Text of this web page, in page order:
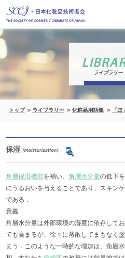
ライブラリー
トップ ライブラリー 化粧品用語集 「
保湿 [moisturization]
角層保湿機能を補い、 角層水分量の低下
にうるおいを与えることであり、スキン
である．
意義
角層水分量は外部環境の湿度に依存して
ても高まるが、徐々に蒸散してまもなく
まう．このような一時的な増加は、角層